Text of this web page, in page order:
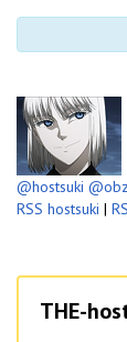
@hostsuki
RSS hostsuki |
THE-